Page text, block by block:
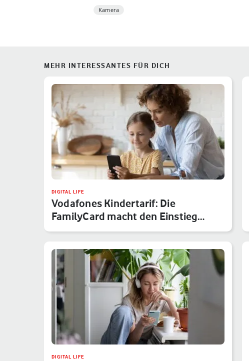
Kamera
MEHR INTERESSANTES FÜR DICH
DIGITAL LIFE
Vodafones Kindertarif: Die
FamilyCard macht den Einstieg
sicher
DIGITAL LIFE